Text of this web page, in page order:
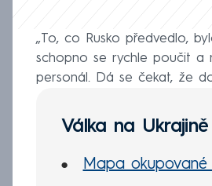
„To, co Rusko předvedlo,
schopno se rychle poučit a
personál. Dá se čekat, že
Válka na Ukrajině
Mapa okupované